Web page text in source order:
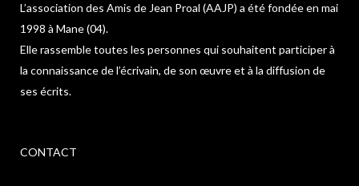
L’association des Amis de Jean Proal (AAJP) a été fondée en mai
1998 à Mane (04).
Elle rassemble toutes les personnes qui souhaitent participer à
la connaissance de l’écrivain, de son œuvre et à la diffusion de
ses écrits.
CONTACT